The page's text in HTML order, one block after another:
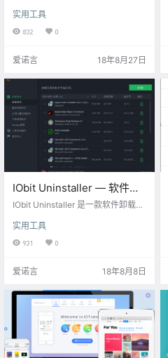
件、浏览器插件、顽固程序等，并
清除残留项，达到彻底卸载清除干
载：链接：https://eyun.baidu.co
活码：B0AE63-73B95-4965D-7C
9B8 限免结束倒计时：
实用工具
832 0
爱诺言 18年8月27日
IObit Uninstaller — 软件卸
载工具[PC][$14.99→0]
IObit Uninstaller 是一款软件卸载工
件、浏览器插件、顽固程序等，并
清除残留项，达到彻底卸载清除干
载：链接：https://eyun.baidu.co
活码：B1C39-8446E-B04A9-7BE
B7 限免结束倒计时：
实用工具
931 0
爱诺言 18年8月8日